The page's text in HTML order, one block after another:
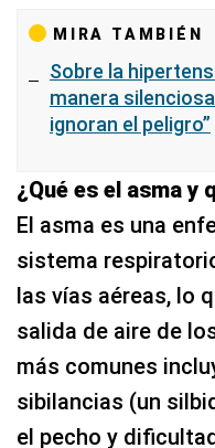
MIRA TAMBIÉN
Sobre la
manera
ignoran el peligro”
¿Qué es el asma y
El asma es una
sistema
las vías aéreas, lo
salida de aire de
más comunes
sibilancias (un
el pecho y